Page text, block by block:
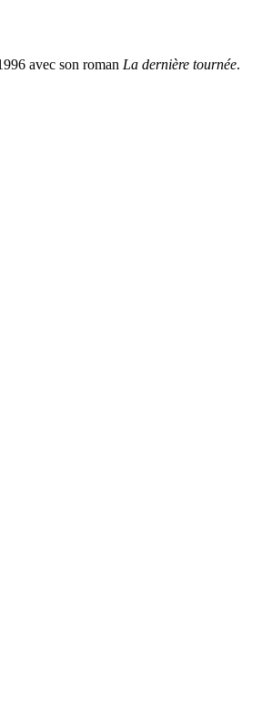
avec son roman La dernière tournée.